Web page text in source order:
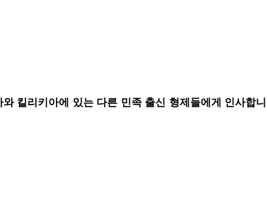
킬리키아에 있는 다른 민족 출신 형제들에게 인사합니